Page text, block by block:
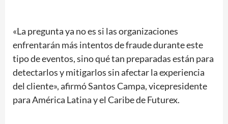
«La pregunta ya no es si las organizaciones
enfrentarán más intentos de fraude durante este
tipo de eventos, sino qué tan preparadas están para
detectarlos y mitigarlos sin afectar la experiencia
del cliente», afirmó Santos Campa, vicepresidente
para América Latina y el Caribe de Futurex.